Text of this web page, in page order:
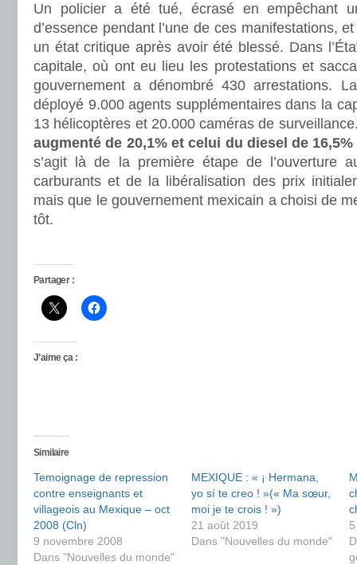
Un policier a été tué, écrasé en empêchant
d’essence pendant l’une de ces manifestations,
un état critique après avoir été blessé. Dans
capitale, où ont eu lieu les protestations et
gouvernement a dénombré 430 arrestations.
déployé 9.000 agents supplémentaires dans la
13 hélicoptères et 20.000 caméras de
augmenté de 20,1% et celui du diesel de
s’agit là de la première étape de l’ouverture
carburants et de la libéralisation des prix
mais que le gouvernement mexicain a choisi de
tôt.
Partager :
J’aime ça :
Similaire
Temoignage de repression
contre enseignants et
villageois au Mexique – oct
2008 (Cln)
9 novembre 2008
Dans "Nouvelles du monde"
MEXIQUE : « ¡ Hermana,
yo sí te creo ! »(« Ma sœur,
moi je te crois ! »)
21 août 2019
Dans "Nouvelles du monde"